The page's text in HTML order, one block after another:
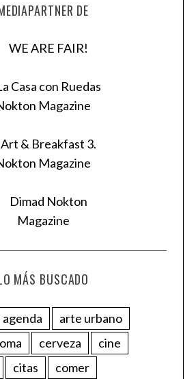
DE
MÁS BUSCADO
agenda
arte urbano
cerveza
cine
citas
comer